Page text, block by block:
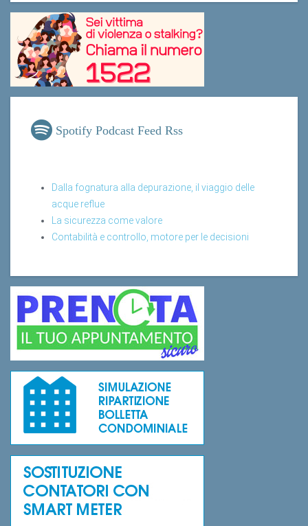
Spotify Podcast Feed Rss
Dalla fognatura alla depurazione, il viaggio delle
acque reflue
La sicurezza come valore
Contabilità e controllo, motore per le decisioni